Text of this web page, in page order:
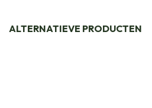
ALTERNATIEVE PRODUCTEN